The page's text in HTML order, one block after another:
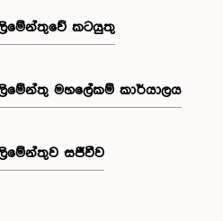
කටයුතු
මහලේකම් කාර්යාලය
සජීවීව